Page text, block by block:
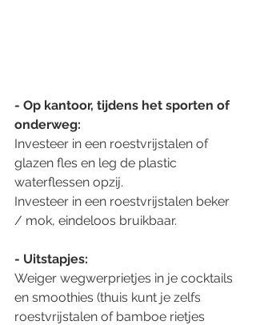
- Op kantoor, tijdens het sporten of
onderweg:
Investeer in een roestvrijstalen of
glazen fles en leg de plastic
waterflessen opzij.
Investeer in een roestvrijstalen beker
/ mok, eindeloos bruikbaar.
- Uitstapjes:
Weiger wegwerprietjes in je cocktails
en smoothies (thuis kunt je zelfs
roestvrijstalen of bamboe rietjes